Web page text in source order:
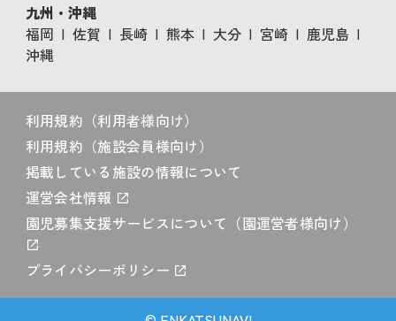
九州・沖縄
福岡
佐賀 長崎 熊本 大分 宮崎
鹿児島
沖縄
利用規約（利用者様向け）
利用規約（施設会員様向け）
掲載している施設の情報について
運営会社情報
園児募集支援サービスについて（園運営者様向け）
プライバシーポリシー